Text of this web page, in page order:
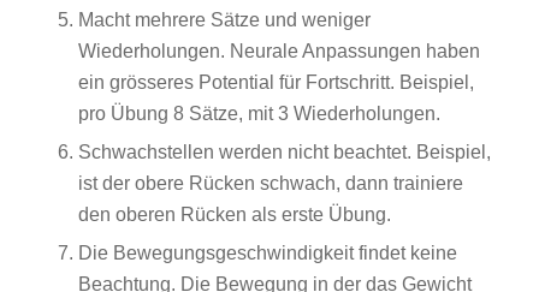
Macht mehrere Sätze und weniger
Wiederholungen. Neurale Anpassungen haben
ein grösseres Potential für Fortschritt. Beispiel,
pro Übung 8 Sätze, mit 3 Wiederholungen.
Schwachstellen werden nicht beachtet. Beispiel,
ist der obere Rücken schwach, dann trainiere
den oberen Rücken als erste Übung.
Die Bewegungsgeschwindigkeit findet keine
Beachtung. Die Bewegung in der das Gewicht